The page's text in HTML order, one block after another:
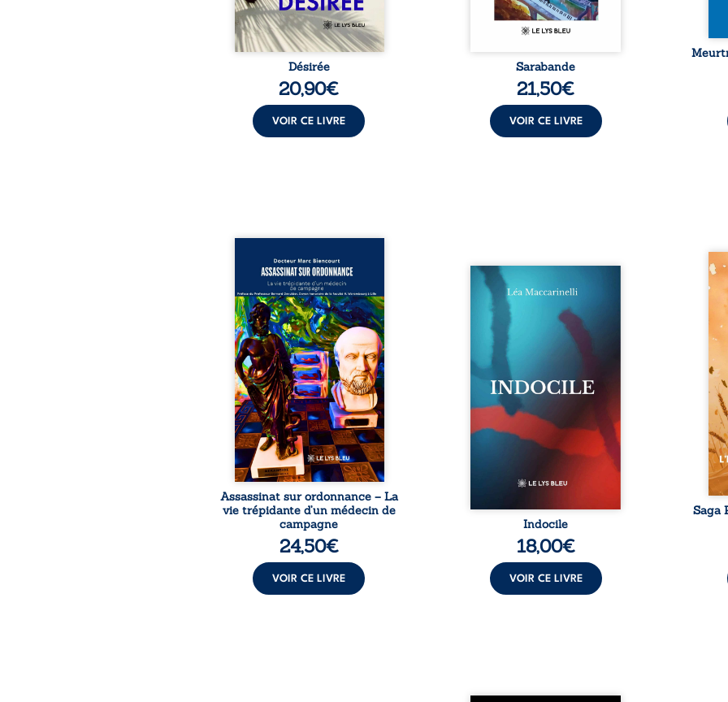
Désirée
20,90€
VOIR CE LIVRE
Sarabande
21,50€
VOIR CE LIVRE
Assassinat sur ordonnance –
La vie trépidante d’un médecin
de campagne est la réédition
enrichie et actualisée du
témoignage du Docteur Marc
Biencourt, ancien médecin de
famille, qui revient sur son
parcours médical, syndical et
ordinal. Depuis septembre
2013, il raconte le long combat
qui l’a conduit à être écarté du
corps médical, malgré une
décision de première instance
Assassinat sur ordonnance – La
vie trépidante d’un médecin de
campagne
24,50€
VOIR CE LIVRE
Quatre parties. Quatre refus.
Quatre visages d’une existence
en friction. Entre les silences
qu’on ne déchiffre pas, les
amours qu’on dérange, les
corps qu’on administre et les
liens qu’on sabote, cet ouvrage
parle à celles et ceux qui
vivent trop fort, trop vrai, trop
tôt. Indocile est une traversée.
Une langue nue. Une
insurrection calme. Une
déclaration d’existence pour ...
Indocile
18,00€
VOIR CE LIVRE
son
Saga